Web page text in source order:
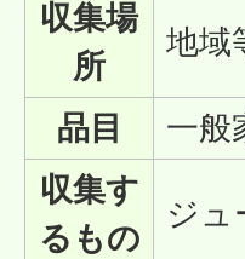
収集場
所
地域
品目
一般
収集す
るもの
ジュ